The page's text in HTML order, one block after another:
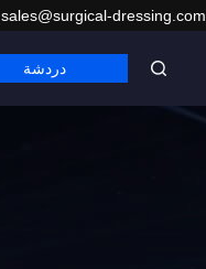
sales@surgical-dressing.com
دردشة